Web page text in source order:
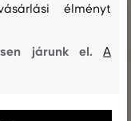
élményt
járunk el.A